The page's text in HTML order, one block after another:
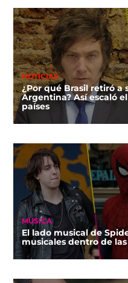
NOTICIAS
¿Por qué Brasil retiró a
Argentina? Así escaló
países
MÚSICA
El lado musical de
musicales dentro de